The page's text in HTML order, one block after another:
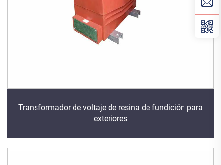
Transformador de voltaje de resina de fundición para
exteriores